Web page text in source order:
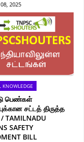
2025
KNOWLEDGE
பெண்கள்
சட்டத் திருத்த
TAMILNADU
SAFETY
BILL